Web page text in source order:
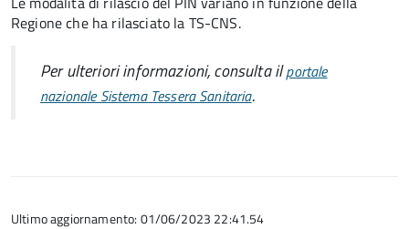
Regione che ha rilasciato la TS-CNS.
Per ulteriori informazioni, consulta ilportale
nazionale Sistema Tessera Sanitaria.
Ultimo aggiornamento: 01/06/2023 22:41.54